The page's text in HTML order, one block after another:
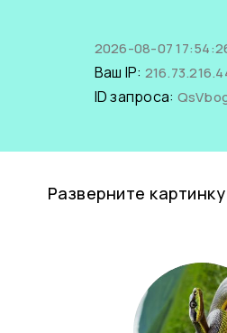
2026-08-07
Ваш IP:
ID запроса:
Разверните